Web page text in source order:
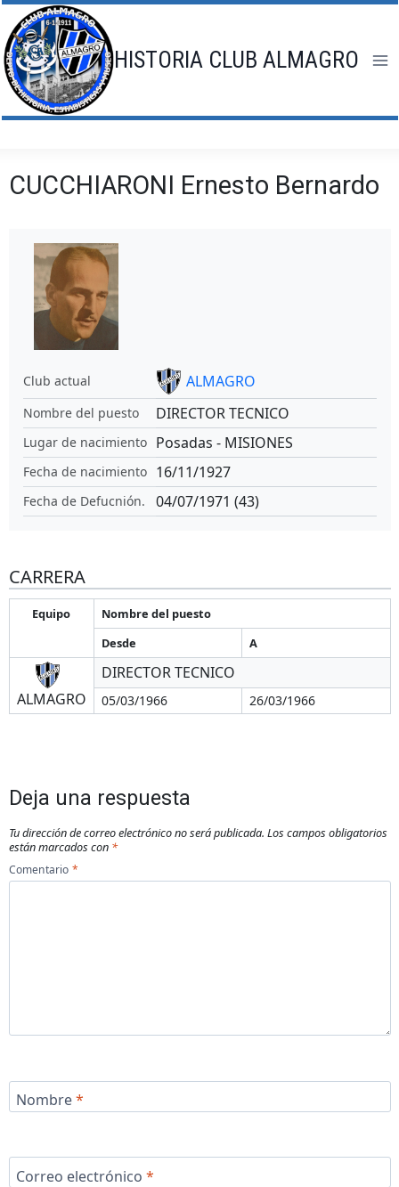
Saltar
al
contenido
HISTORIA CLUB ALMAGRO
CUCCHIARONI Ernesto Bernardo
Club actual ALMAGRO
Nombre del puesto DIRECTOR TECNICO
Lugar de nacimiento Posadas - MISIONES
Fecha de nacimiento 16/11/1927
Fecha de Defucnión. 04/07/1971 (43)
CARRERA
Equipo
Nombre del puesto
Desde
A
ALMAGRO
DIRECTOR TECNICO
05/03/1966 26/03/1966
Deja una respuesta
Tu dirección de correo electrónico no será publicada. Los campos obligatorios
están marcados con *
Comentario *
Nombre*
Correo electrónico *